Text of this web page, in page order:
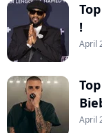
!
April
April